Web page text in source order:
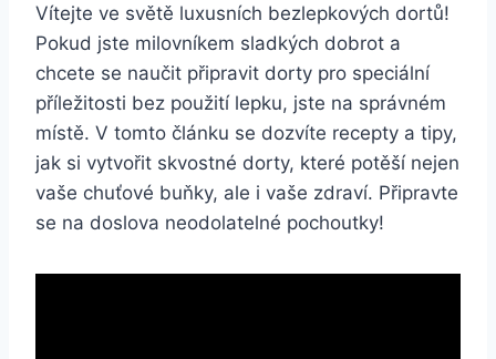
Vítejte ve světě luxusních bezlepkových dortů!
Pokud jste milovníkem sladkých dobrot a
chcete se naučit připravit dorty pro speciální
příležitosti bez použití lepku, jste na správném
místě. V tomto článku se dozvíte recepty a tipy,
jak si vytvořit skvostné dorty, které potěší nejen
vaše chuťové buňky, ale i vaše zdraví. Připravte
se na doslova neodolatelné pochoutky!